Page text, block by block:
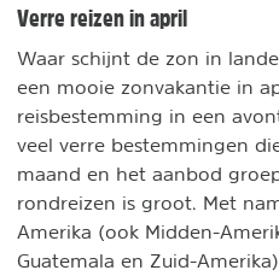
Verre reizen in april
Waar schijnt de zon in
een mooie zonvakantie in
reisbestemming in een
veel verre bestemmingen
maand en het aanbod
rondreizen is groot. Met
Amerika (ook Midden-
Guatemala en Zuid-